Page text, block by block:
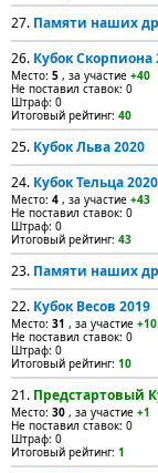
27. Памяти наших
26. Кубок Скорпиона
Место: 5 , за участие +40
Не поставил ставок: 0
Штраф: 0
Итоговый рейтинг: 40
25. Кубок Льва 2020
24. Кубок Тельца 2020
Место: 4 , за участие +43
Не поставил ставок: 0
Штраф: 0
Итоговый рейтинг: 43
23. Памяти наших
22. Кубок Весов 2019
Место: 31 , за участие +10
Не поставил ставок: 0
Штраф: 0
Итоговый рейтинг: 10
21. Предстартовый
Место: 30 , за участие +1
Не поставил ставок: 0
Штраф: 0
Итоговый рейтинг: 1